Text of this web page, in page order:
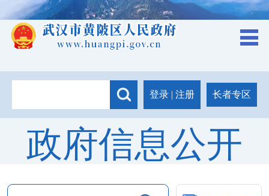
登录 | 注册 长者专区
政府信息公开